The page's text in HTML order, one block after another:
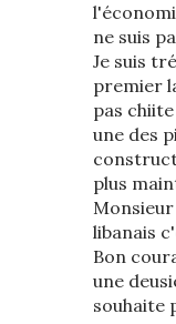
ne suis
Je suis
premier
pas
une des
plus
libanais
Bon
une
souhaite